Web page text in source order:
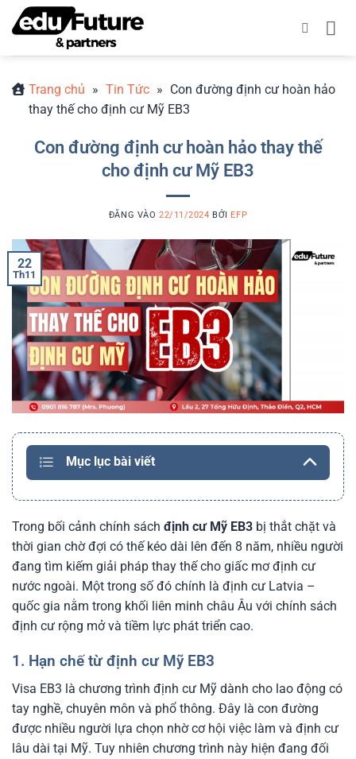
qua
Trang chủ » Tin Tức » Con đường định cư hoàn hảo
thay thế cho định cư Mỹ EB3
Con đường định cư hoàn hảo thay thế
cho định cư Mỹ EB3
ĐĂNG VÀO 22/11/2024 BỞI EFP
22
Th11
Mục lục bài viết
Trong bối cảnh chính sách định cư Mỹ EB3 bị thắt chặt và
thời gian chờ đợi có thế kéo dài lên đến 8 năm, nhiều người
đang tìm kiếm giải pháp thay thế cho giấc mơ định cư
nước ngoài. Một trong số đó chính là định cư Latvia –
quốc gia nằm trong khối liên minh châu Âu với chính sách
định cư rộng mở và tiềm lực phát triển cao.
1. Hạn chế từ định cư Mỹ EB3
Visa EB3 là chương trình định cư Mỹ dành cho lao động có
tay nghề, chuyên môn và phổ thông. Đây là con đường
được nhiều người lựa chọn nhờ cơ hội việc làm và định cư
lâu dài tại Mỹ. Tuy nhiên chương trình này hiện đang đối